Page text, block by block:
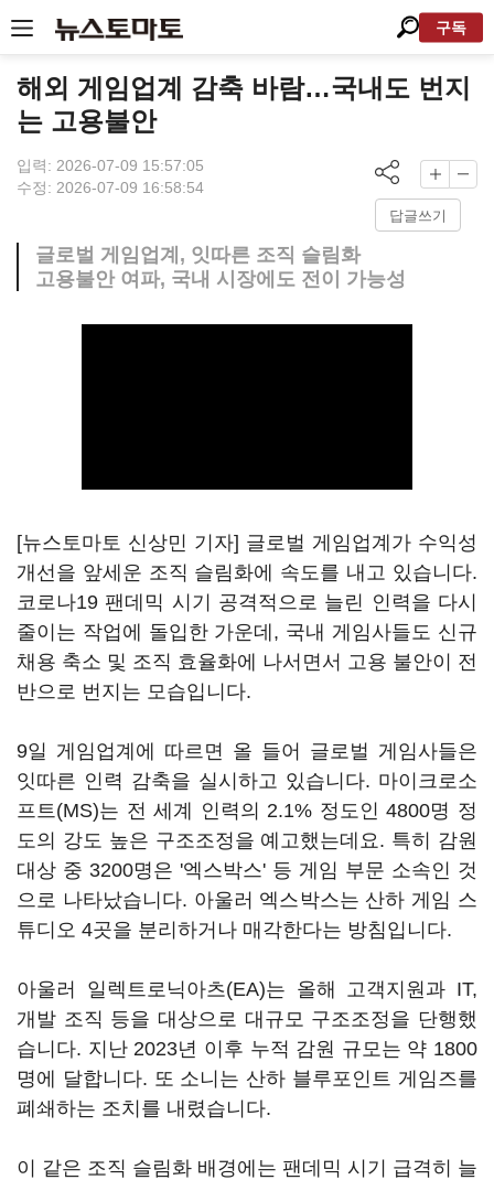
구독
해외 게임업계 감축 바람…국내도 번지
는 고용불안
입력: 2026-07-09 15:57:05
수정: 2026-07-09 16:58:54
답글쓰기
글로벌 게임업계, 잇따른 조직 슬림화
고용불안 여파, 국내 시장에도 전이 가능성
[뉴스토마토 신상민 기자] 글로벌 게임업계가 수익성
개선을 앞세운 조직 슬림화에 속도를 내고 있습니다.
코로나19 팬데믹 시기 공격적으로 늘린 인력을 다시
줄이는 작업에 돌입한 가운데, 국내 게임사들도 신규
채용 축소 및 조직 효율화에 나서면서 고용 불안이 전
반으로 번지는 모습입니다.
9일 게임업계에 따르면 올 들어 글로벌 게임사들은
잇따른 인력 감축을 실시하고 있습니다. 마이크로소
프트(MS)는 전 세계 인력의 2.1% 정도인 4800명 정
도의 강도 높은 구조조정을 예고했는데요. 특히 감원
대상 중 3200명은 '엑스박스' 등 게임 부문 소속인 것
으로 나타났습니다. 아울러 엑스박스는 산하 게임 스
튜디오 4곳을 분리하거나 매각한다는 방침입니다.
아울러 일렉트로닉아츠(EA)는 올해 고객지원과 IT,
개발 조직 등을 대상으로 대규모 구조조정을 단행했
습니다. 지난 2023년 이후 누적 감원 규모는 약 1800
명에 달합니다. 또 소니는 산하 블루포인트 게임즈를
폐쇄하는 조치를 내렸습니다.
이 같은 조직 슬림화 배경에는 팬데믹 시기 급격히 늘